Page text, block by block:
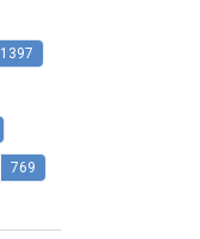
1397
769